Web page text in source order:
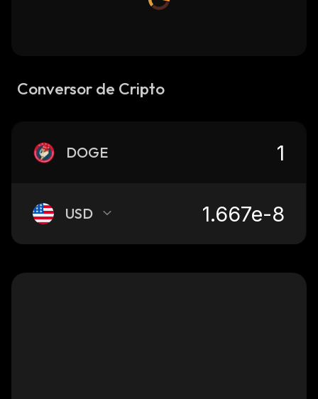
Conversor de Cripto
DOGE
USD